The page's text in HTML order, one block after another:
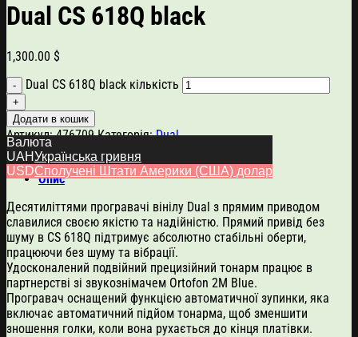
Dual CS 618Q black
1,300.00 $
Dual CS 618Q black кількість
Додати в кошик
Артикул:476709 Категорія:Dual
Опис
Десятиліттями програвачі вінілу Dual з прямим приводом
славилися своєю якістю та надійністю. Прямий привід без
шуму в CS 618Q підтримує абсолютно стабільні оберти,
працюючи без шуму та вібрації.
Удосконалений подвійний прецизійний тонарм працює в
партнерстві зі звукознімачем Ortofon 2M Blue.
Програвач оснащений функцією автоматичної зупинки, яка
включає автоматичний підйом тонарма, щоб зменшити
зношення голки, коли вона рухається до кінця платівки.
Валюта
UAHУкраїнська гривня
USDСполучені Штати Америки (США) долар